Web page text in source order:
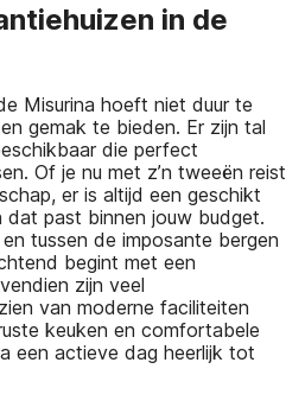
in de
Misurina hoeft niet duur te
gemak te bieden. Er zijn tal
die perfect
Of je nu met z’n tweeën reist
er is altijd een geschikt
dat past binnen jouw budget.
tussen de imposante bergen
begint met een
zijn veel
van moderne faciliteiten
keuken en comfortabele
een actieve dag heerlijk tot